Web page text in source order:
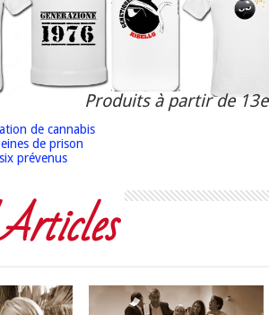
Produits à partir de 13e
de cannabis
de prison
prévenus